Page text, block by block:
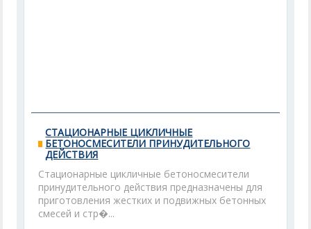
СТАЦИОНАРНЫЕ ЦИКЛИЧНЫЕ
БЕТОНОСМЕСИТЕЛИ ПРИНУДИТЕЛЬНОГО
ДЕЙСТВИЯ
Стационарные цикличные бетоносмесители
принудительного действия предназначены для
приготовления жестких и подвижных бетонных
смесей и стр�...